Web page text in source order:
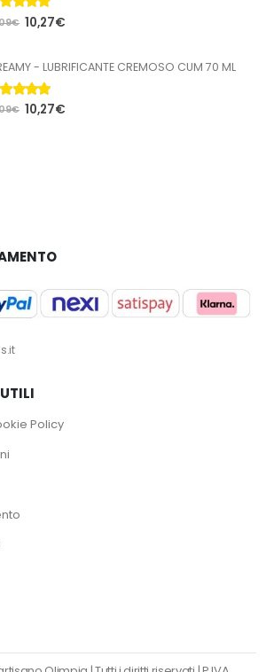
Su 5
€ 10,27€
- LUBRIFICANTE CREMOSO CUM 70 ML
Su 5
€ 10,27€
Policy